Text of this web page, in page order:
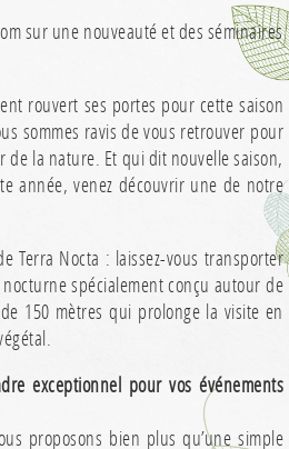
sur une nouveauté et des séminaires
rouvert ses portes pour cette saison
sommes ravis de vous retrouver pour
la nature. Et qui dit nouvelle saison,
année, venez découvrir une de notre
Terra Nocta : laissez-vous transporter
spécialement conçu autour de
150 mètres qui prolonge la visite en
exceptionnel pour vos événements
proposons bien plus qu’une simple